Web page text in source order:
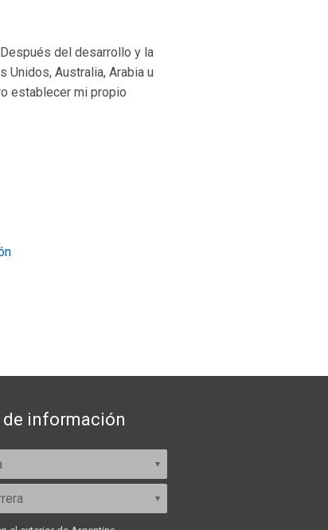
del desarrollo y la
Unidos, Australia, Arabia u
establecer mi propio
información